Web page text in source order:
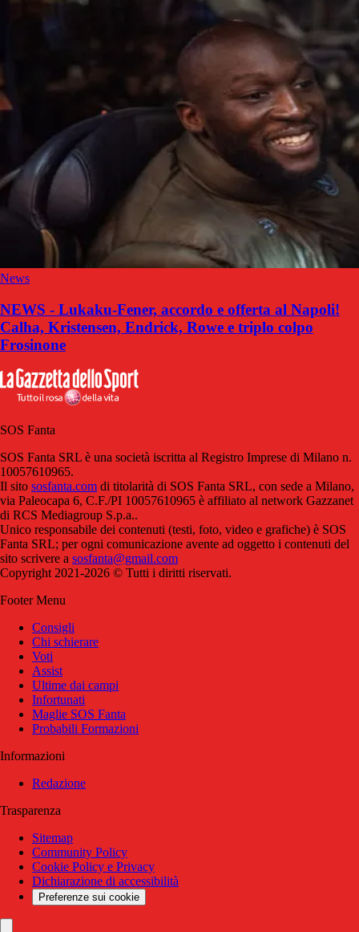
News
NEWS - Lukaku-Fener, accordo e offerta al Napoli!
Calha, Kristensen, Endrick, Rowe e triplo colpo
Frosinone
SOS Fanta
SOS Fanta SRL è una società iscritta al Registro Imprese di Milano n.
10057610965.
Il sito sosfanta.com di titolarità di SOS Fanta SRL, con sede a Milano,
via Paleocapa 6, C.F./PI 10057610965 è affiliato al network Gazzanet
di RCS Mediagroup S.p.a..
Unico responsabile dei contenuti (testi, foto, video e grafiche) è SOS
Fanta SRL; per ogni comunicazione avente ad oggetto i contenuti del
sito scrivere a sosfanta@gmail.com
Copyright 2021-2026 © Tutti i diritti riservati.
Footer Menu
Consigli
Chi schierare
Voti
Assist
Ultime dai campi
Infortunati
Maglie SOS Fanta
Probabili Formazioni
Informazioni
Redazione
Trasparenza
Sitemap
Community Policy
Cookie Policy e Privacy
Dichiarazione di accessibilità
Preferenze sui cookie